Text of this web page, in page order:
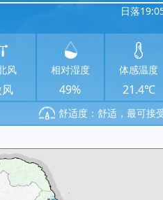
日落
风 相对湿度
49%
体感温度
21.4℃
舒适度：舒适，最可接